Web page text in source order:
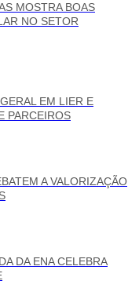
MOSTRA BOAS
NO SETOR
EM LIER E
PARCEIROS
A VALORIZAÇÃO
DA ENA CELEBRA